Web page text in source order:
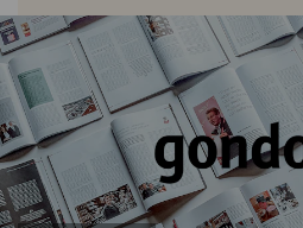
Gondola
academy
Gondola
society